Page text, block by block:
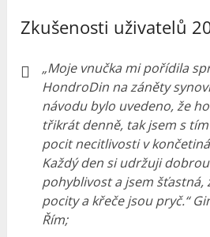
Zkušenosti uživatelů
„Moje vnučka mi pořídila
HondroDin na záněty
návodu bylo uvedeno, že
třikrát denně, tak jsem s
pocit necitlivosti v
Každý den si udržuji
pohyblivost a jsem šťastná,
pocity a křeče jsou pryč.“
Řím;